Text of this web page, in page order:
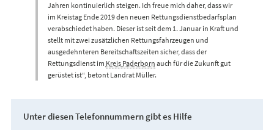
Jahren kontinuierlich steigen. Ich freue mich daher, dass wir
im Kreistag Ende 2019 den neuen Rettungsdienstbedarfsplan
verabschiedet haben. Dieser ist seit dem 1. Januar in Kraft und
stellt mit zwei zusätzlichen Rettungsfahrzeugen und
ausgedehnteren Bereitschaftszeiten sicher, dass der
Rettungsdienst im Kreis Paderborn auch für die Zukunft gut
gerüstet ist“, betont Landrat Müller.
Unter diesen Telefonnummern gibt es Hilfe